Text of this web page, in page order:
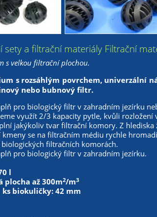
sety a filtrační materiály Filtrační
s velkou filtrační plochou.
s rozsáhlým povrchem, univerzální
nebo bubnový filtr.
pro biologický filtr v zahradním jezírku
využít 2/3 kapacity pytle, kvůli
jakýkoliv tvar filtrační komory. Z
kmeny se na filtračním médiu rychle
filtračních komorách.
pro biologický filtr v zahradním jezírku.
l
plocha až 300m2/m3
ks biokuličky: 42 mm